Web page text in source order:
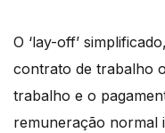
O ‘lay-off’
contrato de trabalho
trabalho e o
remuneração normal